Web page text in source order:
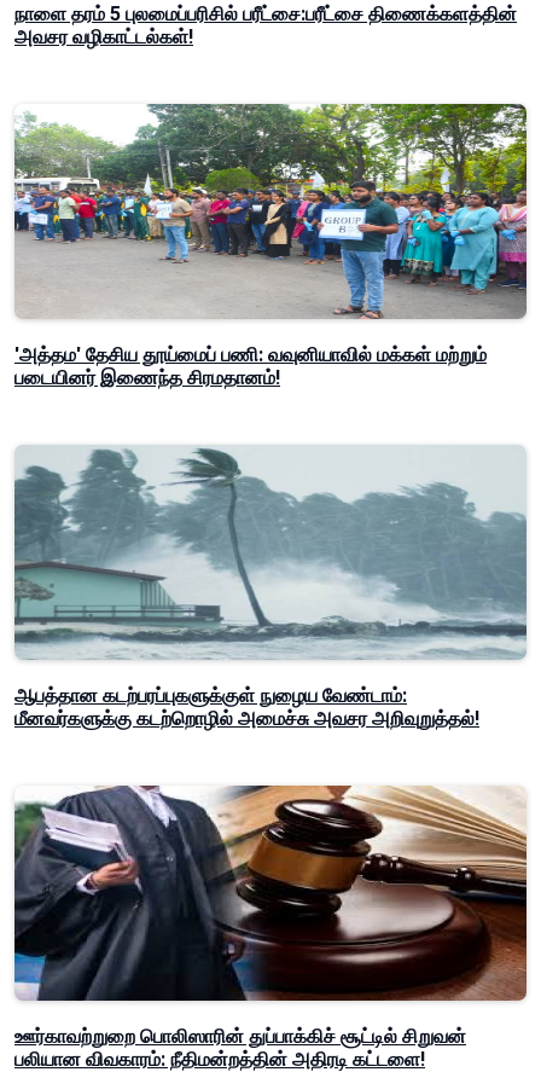
நாளை தரம் 5 புலமைப்பரிசில் பரீட்சை:பரீட்சை திணைக்களத்தின்
அவசர வழிகாட்டல்கள்!
'அத்தம' தேசிய தூய்மைப் பணி: வவுனியாவில் மக்கள் மற்றும்
படையினர் இணைந்த சிரமதானம்!
ஆபத்தான கடற்பரப்புகளுக்குள் நுழைய வேண்டாம்:
மீனவர்களுக்கு கடற்றொழில் அமைச்சு அவசர அறிவுறுத்தல்!
ஊர்காவற்றுறை பொலிஸாரின் துப்பாக்கிச் சூட்டில் சிறுவன்
பலியான விவகாரம்: நீதிமன்றத்தின் அதிரடி கட்டளை!